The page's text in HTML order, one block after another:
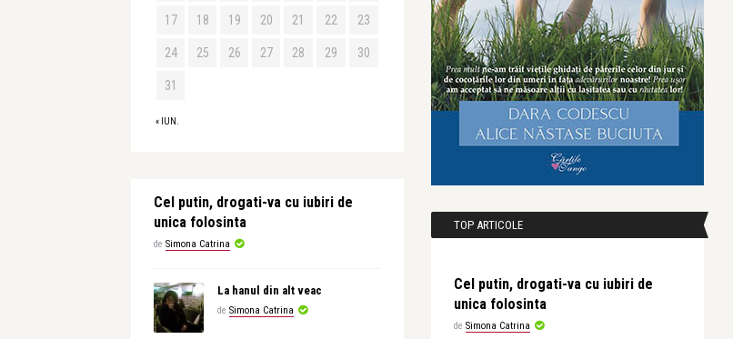
« IUN.
17 18 19 20 21 22 23
24 25 26 27 28 29 30
31
Cel putin, drogati-va cu iubiri de
unica folosinta
de Simona Catrina
La hanul din alt veac
de Simona Catrina
TOP ARTICOLE
Cel putin, drogati-va cu iubiri de
unica folosinta
de Simona Catrina